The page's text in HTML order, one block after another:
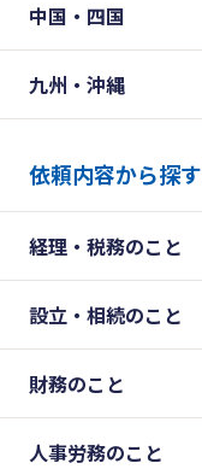
中国・四国
九州・沖縄
依頼内容から探す
経理・税務のこと
設立・相続のこと
財務のこと
人事労務のこと